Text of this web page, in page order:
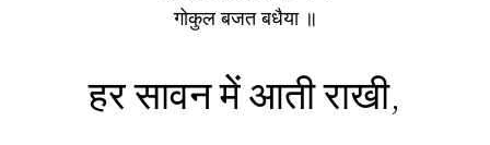
गोकुल बजत बधैया ॥
हर सावन में आती राखी,